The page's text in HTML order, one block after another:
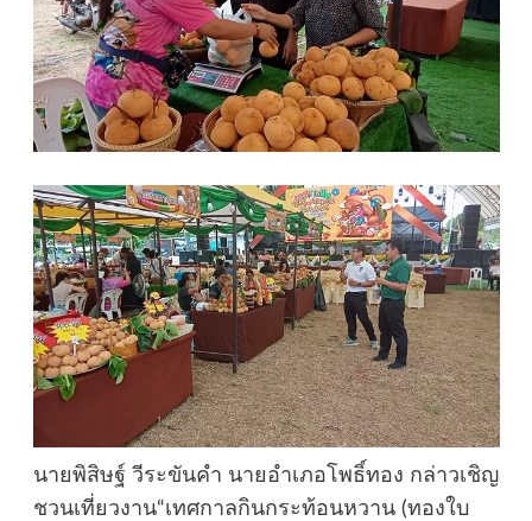
นายพิสิษฐ์ วีระขันคำ นายอำเภอโพธิ์ทอง กล่าวเชิญ
ชวนเที่ยวงาน“เทศกาลกินกระท้อนหวาน (ทองใบ